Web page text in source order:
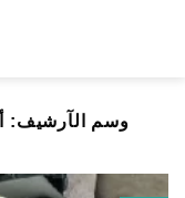
وسم الآرشيف: